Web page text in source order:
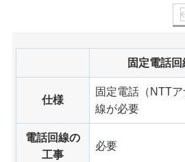
固定電話
仕様
固定電話（NTTア
線が必要
電話回線の
工事
必要